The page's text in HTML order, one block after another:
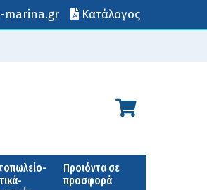
marina.gr Κατάλογος
Προιόντα σε
προσφορά